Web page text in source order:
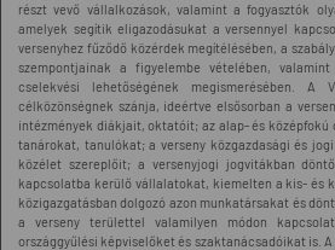
részt vevő vállalkozások, valamint a fogyasztók
amelyek segítik eligazodásukat a versennyel
versenyhez fűződő közérdek megítélésében, a
szempontjainak a figyelembe vételében,
cselekvési lehetőségének megismerésében. A
célközönségnek szánja, ideértve elsősorban a
intézmények diákjait, oktatóit; az alap- és középfokú
tanárokat, tanulókat; a verseny közgazdasági és
közélet szereplőit; a versenyjogi jogvitákban
kapcsolatba kerülő vállalatokat, kiemelten a kis- és
közigazgatásban dolgozó azon munkatársakat és
a verseny területtel valamilyen módon
országgyűlési képviselőket és szaktanácsadóikat is. A